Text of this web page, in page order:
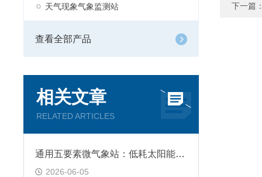
天气现象气象监测站
查看全部产品
相关文章
RELATED ARTICLES
通用五要素微气象站：低耗太阳能供电，4G 无线远程自动上传数据
2026-06-05
下一篇